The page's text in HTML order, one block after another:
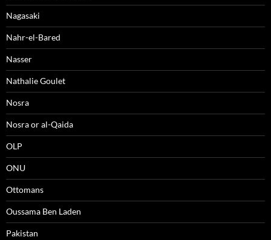
Nagasaki
Nahr-el-Bared
Nasser
Nathalie Goulet
Nosra
Nosra or al-Qaida
OLP
ONU
Ottomans
Oussama Ben Laden
Pakistan